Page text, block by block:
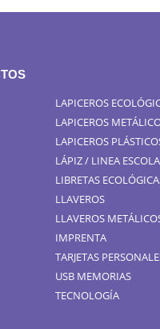
LAPICEROS
LAPICEROS
LAPICEROS
LÁPIZ / LINEA
LIBRETAS
LLAVEROS
LLAVEROS
IMPRENTA
TARJETAS
USB MEMORIAS
TECNOLOGÍA